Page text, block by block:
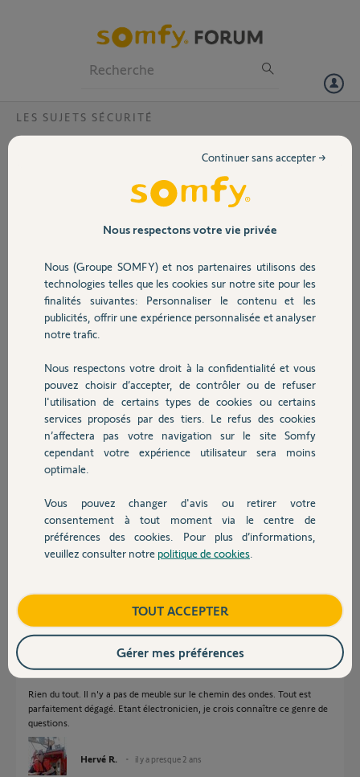
Volet
Sécurité
Domotique
Chauffage
Autres produits
Devis avec un pro
Contact
LES SUJETS SÉCURITÉ
Les messages sur l'application c'est
L'application mentionne de déplacer le link advanced par rapport à un
intellitag d'une fenêtre. Il a marché correctement pendant 2 ans et se
recalibrages en changeant les batteries ne fonctionne! C'est de pire
Merci,
Participer au fil de discussion
Réponses
Bonjour Hervé
Vous savez que tout ça fonctionne par ondes. Il suffit que vous ayez
déplacé un meuble ou changé quoi que ce soit dans l'environnement, et
hop, ondes perturbées !
Rien du tout. Il n'y a pas de meuble sur le chemin des ondes. Tout est
parfaitement dégagé. Etant électronicien, je crois connaître ce genre de
questions.
Hervé R. il y a presque 2 ans
Nous respectons votre vie privée
Nous (Groupe SOMFY) et nos partenaires utilisons des
technologies telles que les cookies sur notre site pour les
finalités suivantes: Personnaliser le contenu et les
publicités, offrir une expérience personnalisée et analyser
notre trafic.
Nous respectons votre droit à la confidentialité et vous
pouvez choisir d’accepter, de contrôler ou de refuser
l'utilisation de certains types de cookies ou certains
services proposés par des tiers. Le refus des cookies
n’affectera pas votre navigation sur le site Somfy
cependant votre expérience utilisateur sera moins
optimale.
Vous pouvez changer d'avis ou retirer votre
consentement à tout moment via le centre de
préférences des cookies. Pour plus d’informations,
veuillez consulter notre politique de cookies
Continuer sans accepter →
TOUT ACCEPTER
Gérer mes préférences